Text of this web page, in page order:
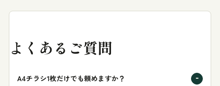
よくあるご質問
A4チラシ1枚だけでも頼めますか？